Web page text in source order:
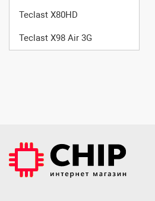
Teclast X80HD
Teclast X98 Air 3G